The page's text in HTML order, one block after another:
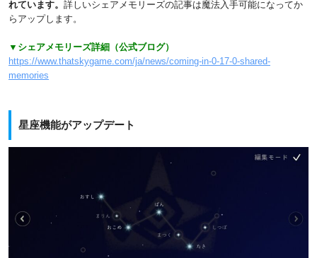
れています。 詳しいシェアメモリーズの記事は魔法入手可能になってか
らアップします。
▼シェアメモリーズ詳細（公式ブログ）
https://www.thatskygame.com/ja/news/coming-in-0-17-0-shared-
memories
星座機能がアップデート